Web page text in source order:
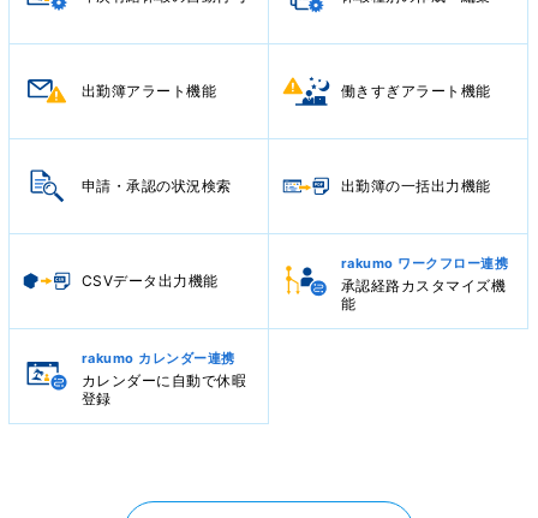
出勤簿アラート機能 働きすぎアラート機能
申請・承認の状況検索 出勤簿の一括出力機能
CSVデータ出力機能
rakumo ワークフロー連携
承認経路カスタマイズ機
能
rakumo カレンダー連携
カレンダーに自動で休暇
登録